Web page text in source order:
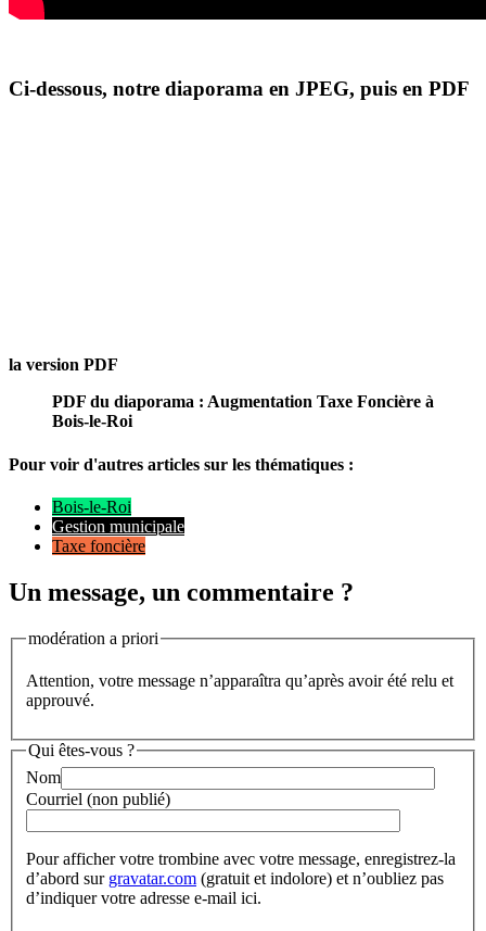
Ci-dessous, notre diaporama en JPEG, puis en PDF
la version PDF
PDF du diaporama : Augmentation Taxe Foncière à
Bois-le-Roi
Pour voir d'autres articles sur les thématiques :
Bois-le-Roi
Gestion municipale
Taxe foncière
Un message, un commentaire ?
modération a priori
Attention, votre message n’apparaîtra qu’après avoir été relu et
approuvé.
Qui êtes-vous ?
Nom
Courriel (non publié)
Pour afficher votre trombine avec votre message, enregistrez-la
d’abord sur gravatar.com (gratuit et indolore) et n’oubliez pas
d’indiquer votre adresse e-mail ici.